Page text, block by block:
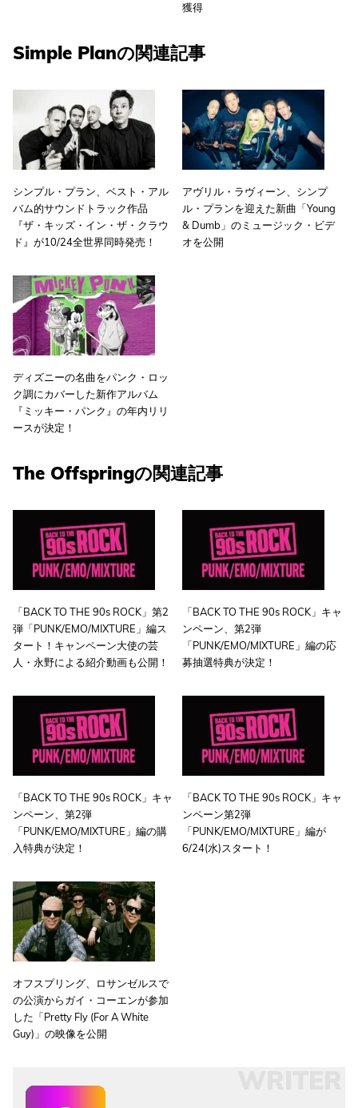
獲得
Simple Planの関連記事
シンプル・プラン、ベスト・アル
バム的サウンドトラック作品
『ザ・キッズ・イン・ザ・クラウ
ド』が10/24全世界同時発売！
アヴリル・ラヴィーン、シンプ
ル・プランを迎えた新曲「Young
& Dumb」のミュージック・ビデ
オを公開
ディズニーの名曲をパンク・ロッ
ク調にカバーした新作アルバム
『ミッキー・パンク』の年内リリ
ースが決定！
The Offspringの関連記事
「BACK TO THE 90s ROCK」第2
弾「PUNK/EMO/MIXTURE」編ス
タート！キャンペーン大使の芸
人・永野による紹介動画も公開！
「BACK TO THE 90s ROCK」キャ
ンペーン、第2弾
「PUNK/EMO/MIXTURE」編の応
募抽選特典が決定！
「BACK TO THE 90s ROCK」キャ
ンペーン、第2弾
「PUNK/EMO/MIXTURE」編の購
入特典が決定！
「BACK TO THE 90s ROCK」キャ
ンペーン第2弾
「PUNK/EMO/MIXTURE」編が
6/24(水)スタート！
オフスプリング、ロサンゼルスで
の公演からガイ・コーエンが参加
した「Pretty Fly (For A White
Guy)」の映像を公開